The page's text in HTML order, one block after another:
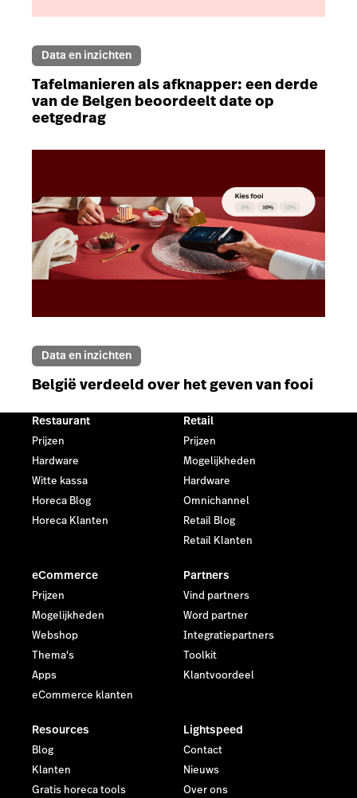
Data en inzichten
Tafelmanieren als afknapper: een derde
van de Belgen beoordeelt date op
eetgedrag
Data en inzichten
België verdeeld over het geven van fooi
Restaurant
Prijzen
Hardware
Witte kassa
Horeca Blog
Horeca Klanten
Retail
Prijzen
Mogelijkheden
Hardware
Omnichannel
Retail Blog
Retail Klanten
eCommerce
Prijzen
Mogelijkheden
Webshop
Thema's
Apps
eCommerce klanten
Partners
Vind partners
Word partner
Integratiepartners
Toolkit
Klantvoordeel
Resources
Blog
Klanten
Gratis horeca tools
Lightspeed
Contact
Nieuws
Over ons